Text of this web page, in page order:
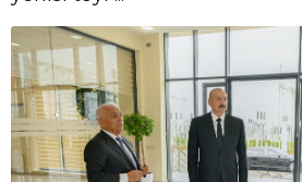
07 Avqust,
14:45
Azərbaycanın
dəyişib